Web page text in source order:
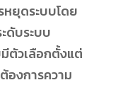
หยุดระบบโดย
ดับระบบ
ตัวเลือกตั้งแต่
องการความ